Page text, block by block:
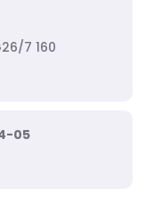
7 160
05